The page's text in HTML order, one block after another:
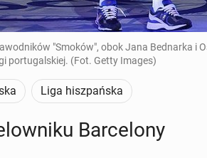
"Smoków", obok Jana Bednarka i
portugalskiej. (Fot. Getty Images)
Liga hiszpańska
Bar­ce­lo­ny